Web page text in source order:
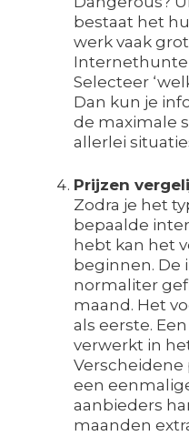
bestaat het
werk vaak
Selecteer
Dan kun je
de maximale
allerlei
Prijzen
Zodra je het
bepaalde
hebt kan het
beginnen. De
normaliter
maand. Het
als eerste.
verwerkt in
een
aanbieders
maanden